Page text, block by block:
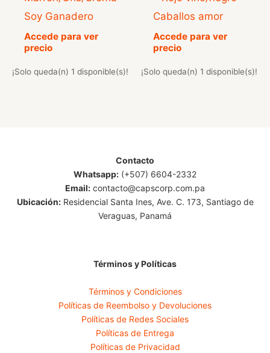
Soy Ganadero
Accede para ver
precio
¡Solo queda(n) 1 disponible(s)!
Caballos amor
Accede para ver
precio
¡Solo queda(n) 1 disponible(s)!
Contacto
Whatsapp: (+507) 6604-2332
Email: contacto@capscorp.com.pa
Ubicación:Residencial Santa Ines, Ave. C. 173, Santiago de
Veraguas, Panamá
Términos y Políticas
Términos y Condiciones
Políticas de Reembolso y Devoluciones
Políticas de Redes Sociales
Políticas de Entrega
Políticas de Privacidad